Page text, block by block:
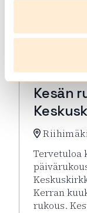
Kesän
Tervetuloa
Kerran
rukous.